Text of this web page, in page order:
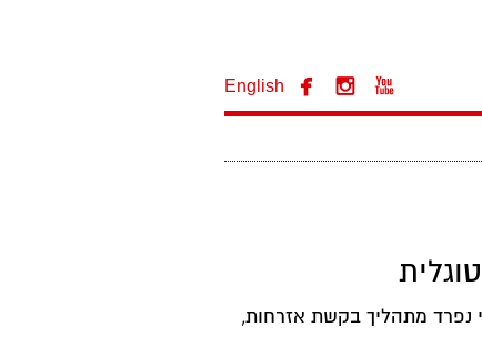
English   
נפרד מתהליך בקשת אזרחות,